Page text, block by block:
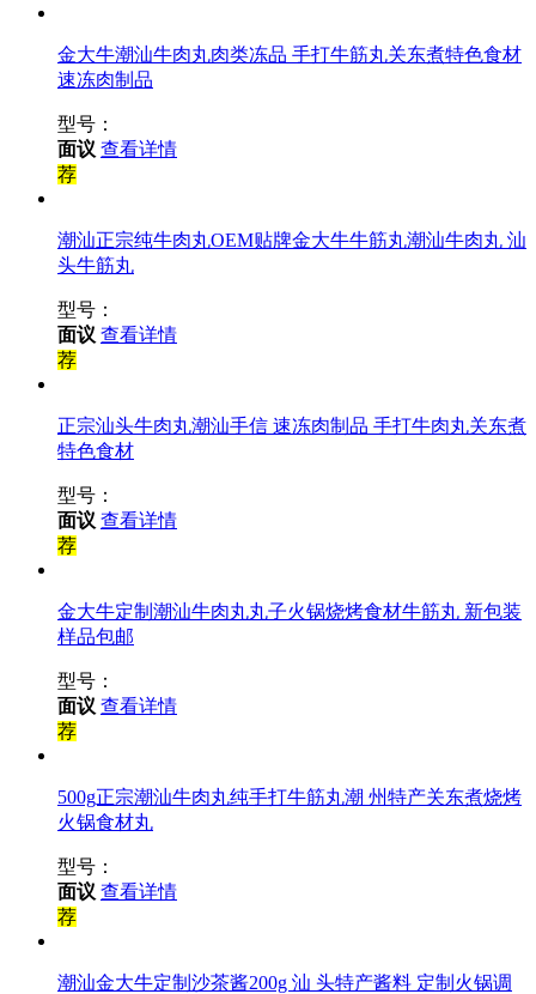
金大牛潮汕牛肉丸肉类冻品 手打牛筋丸关东煮特色食材
速冻肉制品
型号：
面议 查看详情
荐
潮汕正宗纯牛肉丸OEM贴牌金大牛牛筋丸潮汕牛肉丸 汕
头牛筋丸
型号：
面议 查看详情
荐
正宗汕头牛肉丸潮汕手信 速冻肉制品 手打牛肉丸关东煮
特色食材
型号：
面议 查看详情
荐
金大牛定制潮汕牛肉丸丸子火锅烧烤食材牛筋丸 新包装
样品包邮
型号：
面议 查看详情
荐
500g正宗潮汕牛肉丸纯手打牛筋丸潮 州特产关东煮烧烤
火锅食材丸
型号：
面议 查看详情
荐
潮汕金大牛定制沙茶酱200g 汕 头特产酱料 定制火锅调